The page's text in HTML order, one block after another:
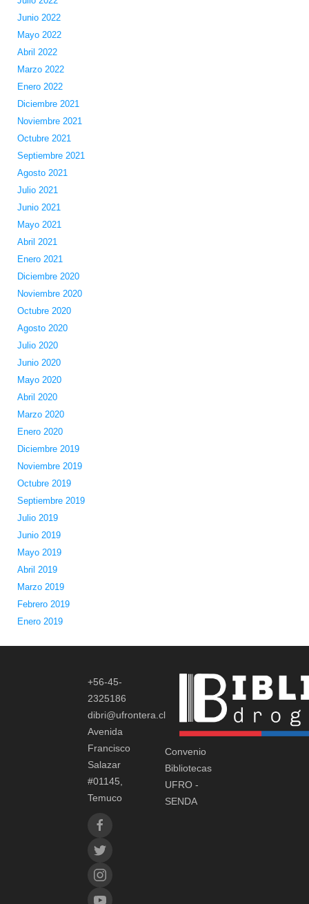
Junio 2022
Mayo 2022
Abril 2022
Marzo 2022
Enero 2022
Diciembre 2021
Noviembre 2021
Octubre 2021
Septiembre 2021
Agosto 2021
Julio 2021
Junio 2021
Mayo 2021
Abril 2021
Enero 2021
Diciembre 2020
Noviembre 2020
Octubre 2020
Agosto 2020
Julio 2020
Junio 2020
Mayo 2020
Abril 2020
Marzo 2020
Enero 2020
Diciembre 2019
Noviembre 2019
Octubre 2019
Septiembre 2019
Julio 2019
Junio 2019
Mayo 2019
Abril 2019
Marzo 2019
Febrero 2019
Enero 2019
+56-45-
2325186
dibri@ufrontera.cl
Avenida
Francisco
Salazar
#01145,
Temuco
Convenio
Bibliotecas
UFRO -
SENDA